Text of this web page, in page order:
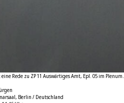
Rede zu ZP 11 Auswärtiges Amt, Epl. 05 im Plenum.
Berlin / Deutschland